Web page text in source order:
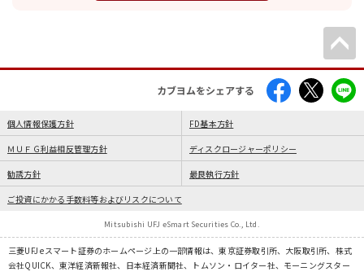
カブヨムをシェアする
個人情報保護方針 FD基本方針
ＭＵＦＧ利益相反管理方針 ディスクロージャーポリシー
勧誘方針 最良執行方針
ご投資にかかる手数料等およびリスクについて
Mitsubishi UFJ eSmart Securities Co., Ltd.
三菱UFJ eスマート証券のホームページ上の一部情報は、東京証券取引所、大阪取引所、株式
会社QUICK、東洋経済新報社、日本経済新聞社、トムソン・ロイター社、モーニングスター